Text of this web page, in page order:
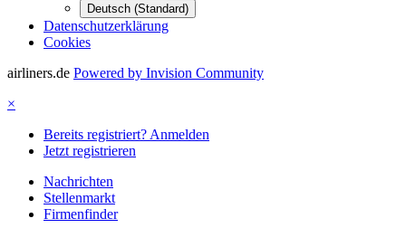
Deutsch (Standard)
Datenschutzerklärung
Cookies
airliners.de Powered by Invision Community
×
Bereits registriert? Anmelden
Jetzt registrieren
Nachrichten
Stellenmarkt
Firmenfinder